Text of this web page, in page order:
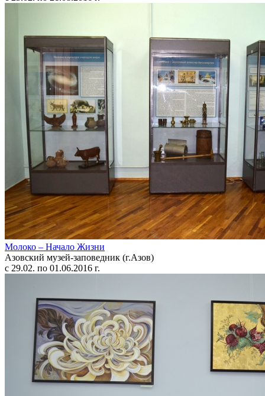
Молоко – Начало Жизни
Азовский музей-заповедник (г.Азов)
с 29.02. по 01.06.2016 г.